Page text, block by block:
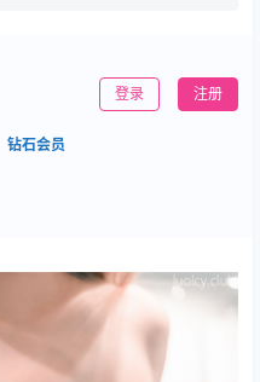
钻石会员
登录 注册